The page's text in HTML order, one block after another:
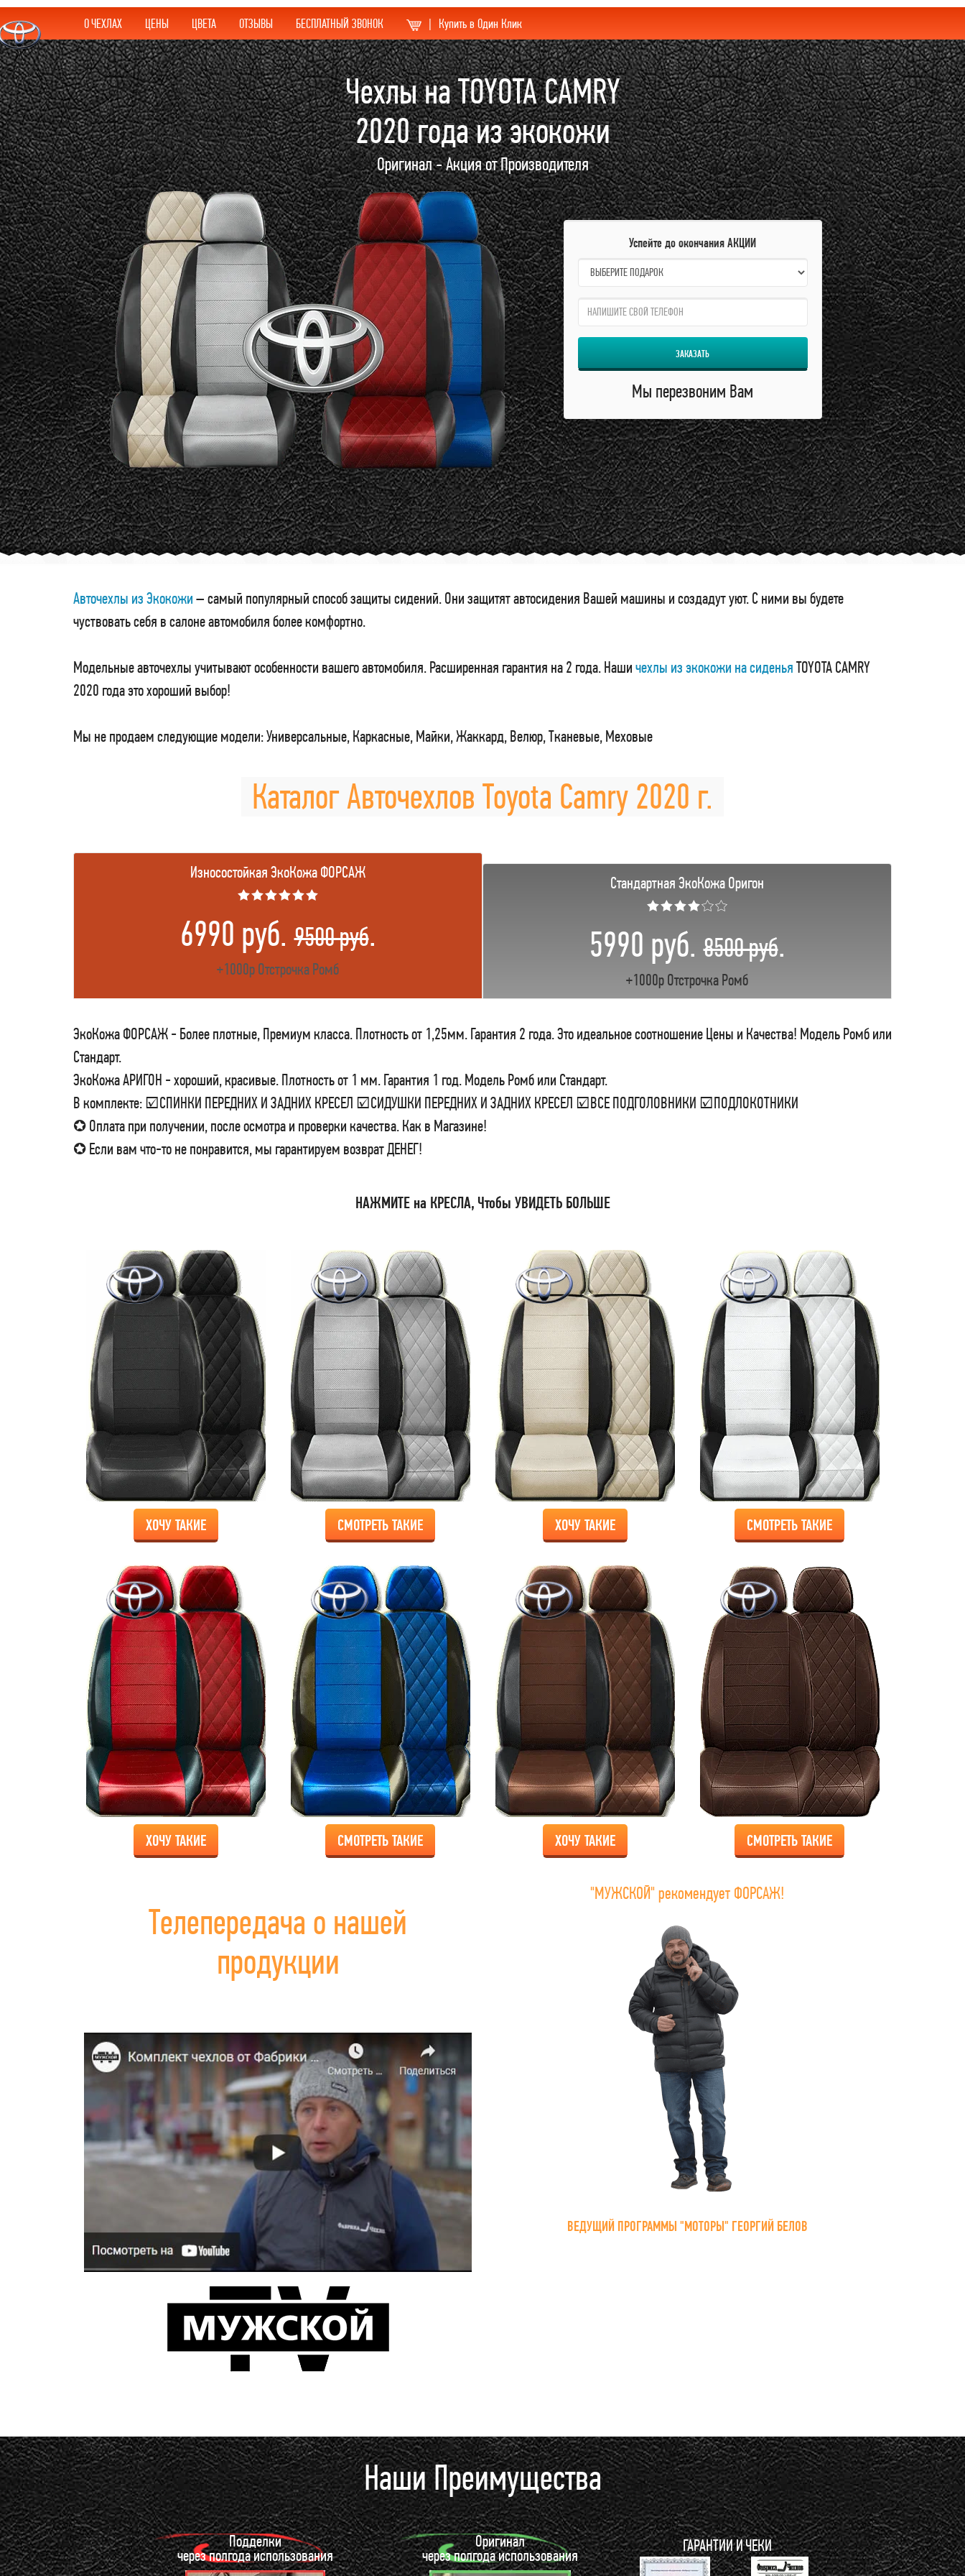
О ЧЕХЛАХ ЦЕНЫ ЦВЕТА ОТЗЫВЫ БЕСПЛАТНЫЙ ЗВОНОК | Купить в Один Клик
Чехлы на TOYOTA CAMRY
2020 года из экокожи
Оригинал - Акция от Производителя
Успейте до окончания АКЦИИ
name:
qzw:
ЗАКАЗАТЬ
Мы перезвоним Вам
Авточехлы из Экокожи– самый популярный способ защиты сидений. Они защитят автосидения Вашей машины и создадут уют. С ними вы будете
чуствовать себя в салоне автомобиля более комфортно.
Модельные авточехлы учитывают особенности вашего автомобиля. Расширенная гарантия на 2 года. Нашичехлы из экокожи на сиденьяTOYOTA CAMRY
2020 года это хороший выбор!
Мы не продаем следующие модели: Универсальные, Каркасные, Майки, Жаккард, Велюр, Тканевые, Меховые
Каталог Авточехлов Toyota Camry 2020 г.
Износостойкая ЭкоКожа ФОРСАЖ
★★★★★★
6990 руб.9500 руб.
+1000р Отстрочка Ромб
Стандартная ЭкоКожа Оригон
★★★★☆☆
5990 руб.8500 руб.
+1000р Отстрочка Ромб
ЭкоКожа ФОРСАЖ - Более плотные, Премиум класса. Плотность от 1,25мм. Гарантия 2 года. Это идеальное соотношение Цены и Качества! Модель Ромб или
Стандарт.
ЭкоКожа АРИГОН - хороший, красивые. Плотность от 1 мм. Гарантия 1 год. Модель Ромб или Стандарт.
В комплекте: ☑СПИНКИ ПЕРЕДНИХ И ЗАДНИХ КРЕСЕЛ ☑СИДУШКИ ПЕРЕДНИХ И ЗАДНИХ КРЕСЕЛ ☑ВСЕ ПОДГОЛОВНИКИ ☑ПОДЛОКОТНИКИ
✪ Оплата при получении, после осмотра и проверки качества. Как в Магазине!
✪ Если вам что-то не понравится, мы гарантируем возврат ДЕНЕГ!
НАЖМИТЕ на КРЕСЛА, Чтобы УВИДЕТЬ БОЛЬШЕ
ХОЧУ ТАКИЕ СМОТРЕТЬ ТАКИЕ ХОЧУ ТАКИЕ СМОТРЕТЬ ТАКИЕ
ХОЧУ ТАКИЕ СМОТРЕТЬ ТАКИЕ ХОЧУ ТАКИЕ СМОТРЕТЬ ТАКИЕ
Телепередача о нашей
продукции
"МУЖСКОЙ" рекомендует ФОРСАЖ!
ВЕДУЩИЙ ПРОГРАММЫ "МОТОРЫ" ГЕОРГИЙ БЕЛОВ
Наши Преимущества
Подделки
через полгода использования
Оригинал
через полгода использования
ГАРАНТИИ И ЧЕКИ